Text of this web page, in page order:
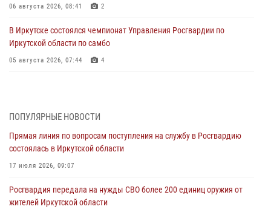
06 августа 2026, 08:41 2
В Иркутске состоялся чемпионат Управления Росгвардии по
Иркутской области по самбо
05 августа 2026, 07:44 4
04 августа 2026, 07:14 3
Росгвардейцы потушили загоревшийся автомобиль в Иркутске
03 августа 2026, 04:55
Дню Воздушно-десантных войск в Иркутской области
03 августа 2026, 03:32
ПОПУЛЯРНЫЕ НОВОСТИ
Прямая линия по вопросам поступления на службу в Росгвардию
состоялась в Иркутской области
17 июля 2026, 09:07
Росгвардия передала на нужды СВО более 200 единиц оружия от
жителей Иркутской области